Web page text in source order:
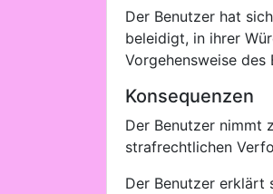
Der Benutzer hat
beleidigt, in ihrer
Vorgehensweise
Konsequenzen
Der Benutzer nimmt
strafrechtlichen
Der Benutzer erklärt